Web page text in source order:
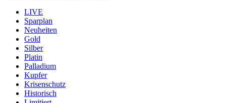
LIVE
Sparplan
Neuheiten
Gold
Silber
Platin
Palladium
Kupfer
Krisenschutz
Historisch